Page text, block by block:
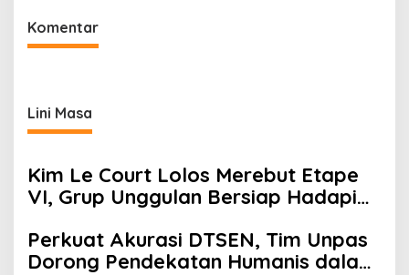
Komentar
Lini Masa
Kim Le Court Lolos Merebut Etape
VI, Grup Unggulan Bersiap Hadapi
Perkuat Akurasi DTSEN, Tim Unpas
Dorong Pendekatan Humanis dalam